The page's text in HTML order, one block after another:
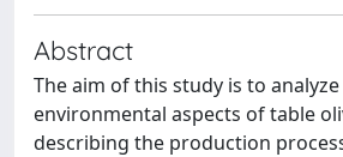
Abstract
The aim of this study is to
environmental aspects of table
describing the production